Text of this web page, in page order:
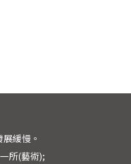
緩慢。
所(藝術);